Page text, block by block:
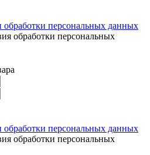
обработки персональных данных
обработки персональных
обработки персональных данных
обработки персональных